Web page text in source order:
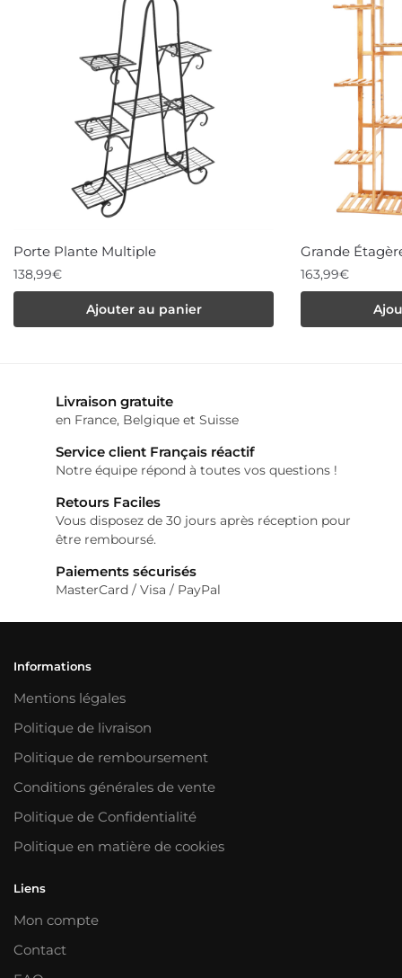
Porte Plante Multiple
138,99€
Ajouter au panier
Grande
163,99€
Livraison gratuite
en France, Belgique et Suisse
Service client Français réactif
Notre équipe répond à toutes vos questions !
Retours Faciles
Vous disposez de 30 jours après réception pour
être remboursé.
Paiements sécurisés
MasterCard / Visa / PayPal
Informations
Mentions légales
Politique de livraison
Politique de remboursement
Conditions générales de vente
Politique de Confidentialité
Politique en matière de cookies
Liens
Mon compte
Contact